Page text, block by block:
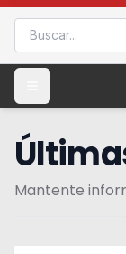
Mantente